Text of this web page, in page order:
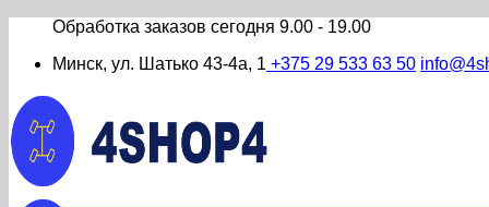
Обработка заказов сегодня 9.00 - 19.00
Минск, ул. Шатько 43-4а, 1 +375 29 533 63 50